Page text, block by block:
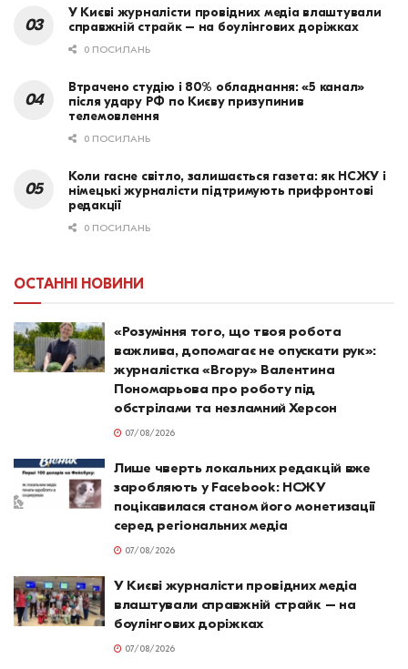
У Києві журналісти провідних медіа влаштували
справжній страйк – на боулінгових доріжках
0 ПОСИЛАНЬ
Втрачено студію і 80% обладнання: «5 канал»
після удару РФ по Києву призупинив
телемовлення
0 ПОСИЛАНЬ
Коли гасне світло, залишається газета: як НСЖУ і
німецькі журналісти підтримують прифронтові
редакції
0 ПОСИЛАНЬ
ОСТАННІ НОВИНИ
«Розуміння того, що твоя робота
важлива, допомагає не опускати рук»:
журналістка «Вгору» Валентина
Пономарьова про роботу під
обстрілами та незламний Херсон
07/08/2026
Лише чверть локальних редакцій вже
заробляють у Facebook: НСЖУ
поцікавилася станом його монетизації
серед регіональних медіа
07/08/2026
У Києві журналісти провідних медіа
влаштували справжній страйк – на
боулінгових доріжках
07/08/2026